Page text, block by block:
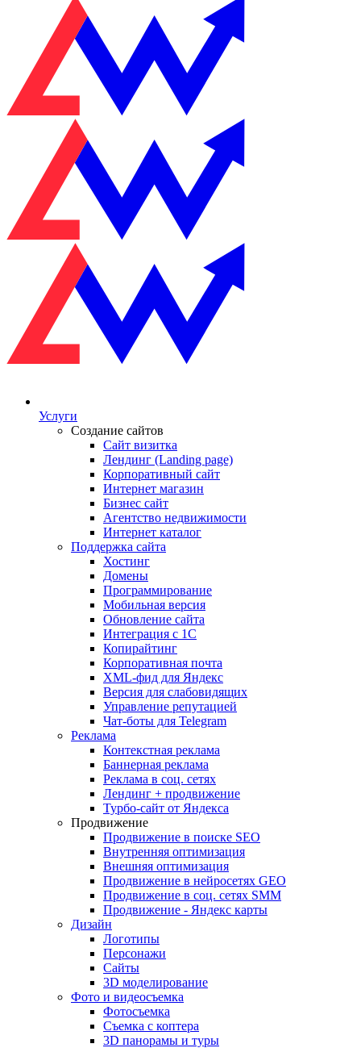
Услуги
Создание сайтов
Сайт визитка
Лендинг (Landing page)
Корпоративный сайт
Интернет магазин
Бизнес сайт
Агентство недвижимости
Интернет каталог
Поддержка сайта
Хостинг
Домены
Программирование
Мобильная версия
Обновление сайта
Интеграция с 1С
Копирайтинг
Корпоративная почта
XML-фид для Яндекс
Версия для слабовидящих
Управление репутацией
Чат-боты для Telegram
Реклама
Контекстная реклама
Баннерная реклама
Реклама в соц. сетях
Лендинг + продвижение
Турбо-сайт от Яндекса
Продвижение
Продвижение в поиске SEO
Внутренняя оптимизация
Внешняя оптимизация
Продвижение в нейросетях GEO
Продвижение в соц. сетях SMM
Продвижение - Яндекс карты
Дизайн
Логотипы
Персонажи
Сайты
3D моделирование
Фото и видеосъемка
Фотосъемка
Съемка с коптера
3D панорамы и туры